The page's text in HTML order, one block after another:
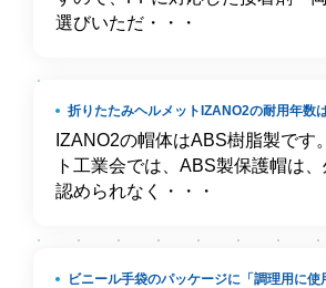
選びいただ・・・
折りたたみヘルメットIZANO2の耐用年数
IZANO2の帽体はABS樹脂製です
ト工業会では、ABS製保護帽は
認められなく・・・
ビニール手袋のパッケージに「調理用に使